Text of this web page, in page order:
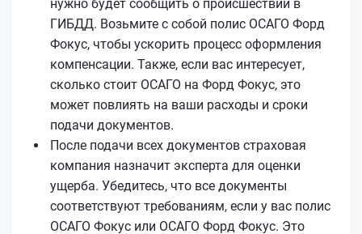
нужно будет сообщить о происшествии в
ГИБДД. Возьмите с собой полис ОСАГО Форд
Фокус, чтобы ускорить процесс оформления
компенсации. Также, если вас интересует,
сколько стоит ОСАГО на Форд Фокус, это
может повлиять на ваши расходы и сроки
подачи документов.
После подачи всех документов страховая
компания назначит эксперта для оценки
ущерба. Убедитесь, что все документы
соответствуют требованиям, если у вас полис
ОСАГО Фокус или ОСАГО Форд Фокус. Это